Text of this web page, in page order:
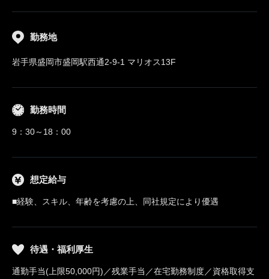
勤務地
岩手県盛岡市盛岡駅西通2-9-1 マリオス13F
勤務時間
9：30～18：00
想定給与
■経験、スキル、年齢を考慮の上、同社規定により優遇
待遇・福利厚生
通勤手当(上限50,000円)／残業手当／在宅勤務制度／資格取得支